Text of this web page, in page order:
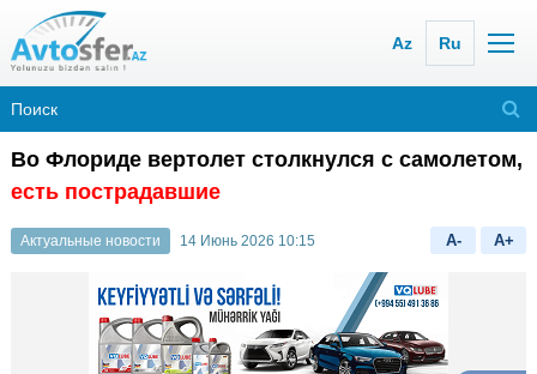
Az Ru
Во Флориде вертолет столкнулся с самолетом,
есть пострадавшие
Актуальные новости 14 Июнь 2026 10:15 A- A+